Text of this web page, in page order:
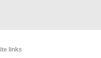
links